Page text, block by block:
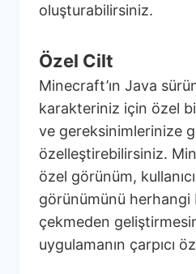
oluşturabilirsiniz.
Özel Cilt
Minecraft’ın Java
karakteriniz için özel
ve gereksinimlerinize
özelleştirebilirsiniz.
özel görünüm,
görünümünü herhangi
çekmeden
uygulamanın çarpıcı